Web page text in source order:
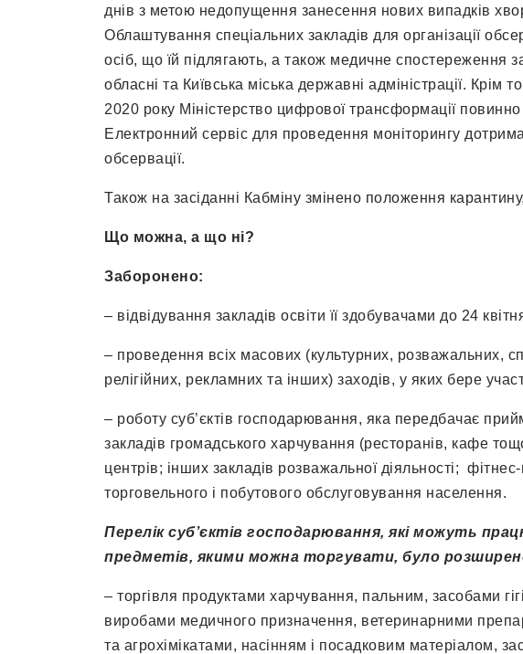
днів з метою недопущення занесення нових випадків
Облаштування спеціальних закладів для організації
осіб, що їй підлягають, а також медичне спостереження
обласні та Київська міська державні адміністрації. Крім
2020 року Міністерство цифрової трансформації
Електронний сервіс для проведення моніторингу
обсервації.
Також на засіданні Кабміну змінено положення
Що можна, а що ні?
Заборонено:
– відвідування закладів освіти її здобувачами до 24
– проведення всіх масових (культурних, розважальних,
релігійних, рекламних та інших) заходів, у яких бере
– роботу суб’єктів господарювання, яка передбачає
закладів громадського харчування (ресторанів, кафе
центрів; інших закладів розважальної діяльності;
торговельного і побутового обслуговування населення.
Перелік суб’єктів господарювання, які можуть
предметів, якими можна торгувати, було
– торгівля продуктами харчування, пальним, засобами
виробами медичного призначення, ветеринарними
та агрохімікатами, насінням і посадковим матеріалом,